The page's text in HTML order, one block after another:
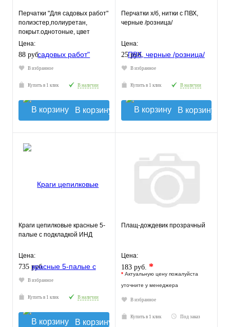
Перчатки "Для садовых работ"
полиэстер,полиуретан,
покрыт.однотоные, цвет
микс,Fiberon 8(М)
Цена:
88 руб.
В избранное
Купить в 1 клик В наличии
В корзину
Перчатки х/б, нитки с ПВХ,
черные /розница/
Цена:
25 руб.
В избранное
Купить в 1 клик В наличии
В корзину
Краги цепилковые красные 5-
палые с подкладкой ИНД
Цена:
735 руб.
В избранное
Купить в 1 клик В наличии
В корзину
Плащ-дождевик прозрачный
Цена:
183 руб. *
* Актуальную цену пожалуйста
уточните у менеджера
В избранное
Купить в 1 клик Под заказ